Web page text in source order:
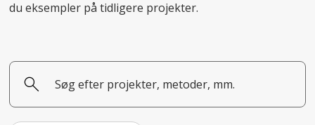
du eksempler på tidligere projekter.